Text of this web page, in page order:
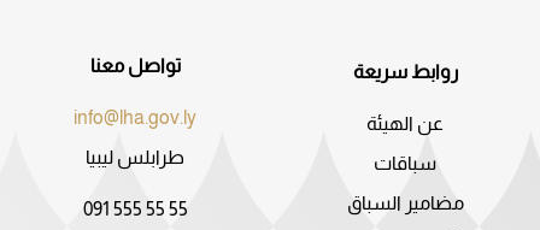
روابط سريعة
عن الهيئة
سباقات
مضامير السباق
تواصل معنا
info@lha.gov.ly
طرابلس ليبيا
091 555 55 55